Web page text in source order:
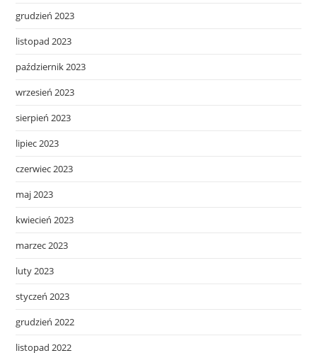
grudzień 2023
listopad 2023
październik 2023
wrzesień 2023
sierpień 2023
lipiec 2023
czerwiec 2023
maj 2023
kwiecień 2023
marzec 2023
luty 2023
styczeń 2023
grudzień 2022
listopad 2022